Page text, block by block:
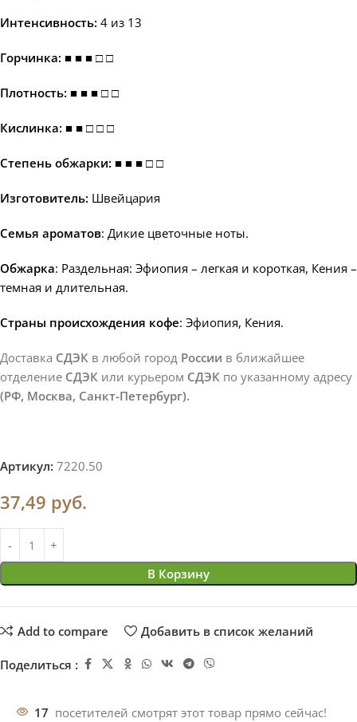
Интенсивность: 4 из 13
Горчинка: ■ ■ ■ □ □
Плотность: ■ ■ ■ □ □
Кислинка: ■ ■ □ □ □
Степень обжарки: ■ ■ ■ □ □
Изготовитель: Швейцария
Семья ароматов: Дикие цветочные ноты.
Обжарка: Раздельная: Эфиопия – легкая и короткая, Кения –
темная и длительная.
Страны происхождения кофе: Эфиопия, Кения.
Доставка СДЭК в любой город России в ближайшее
отделение СДЭК или курьером СДЭК по указанному адресу
(РФ, Москва, Санкт-Петербург).
Артикул: 7220.50
37,49 руб.
В Корзину
Add to compare Добавить в список желаний
Поделиться :
17 посетителей смотрят этот товар прямо сейчас!